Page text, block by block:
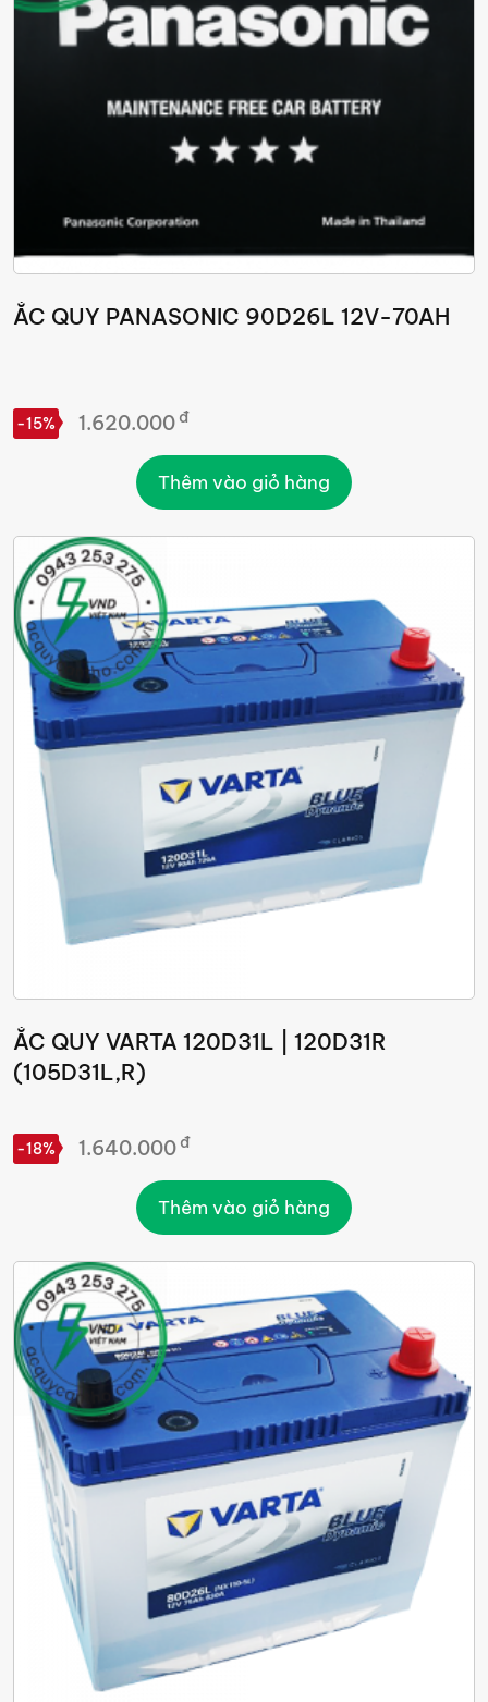
ẮC QUY PANASONIC 90D26L 12V-70AH
-15% 1.620.000 đ
Thêm vào giỏ hàng
ẮC QUY VARTA 120D31L | 120D31R
(105D31L,R)
-18% 1.640.000 đ
Thêm vào giỏ hàng